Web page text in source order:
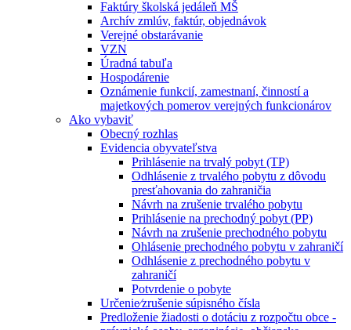
Faktúry školská jedáleň MŠ
Archív zmlúv, faktúr, objednávok
Verejné obstarávanie
VZN
Úradná tabuľa
Hospodárenie
Oznámenie funkcií, zamestnaní, činností a
majetkových pomerov verejných funkcionárov
Ako vybaviť
Obecný rozhlas
Evidencia obyvateľstva
Prihlásenie na trvalý pobyt (TP)
Odhlásenie z trvalého pobytu z dôvodu
presťahovania do zahraničia
Návrh na zrušenie trvalého pobytu
Prihlásenie na prechodný pobyt (PP)
Návrh na zrušenie prechodného pobytu
Ohlásenie prechodného pobytu v zahraničí
Odhlásenie z prechodného pobytu v
zahraničí
Potvrdenie o pobyte
Určenie⁄zrušenie súpisného čísla
Predloženie žiadosti o dotáciu z rozpočtu obce -